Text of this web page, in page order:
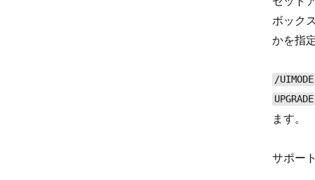
ボック
かを指
/UIMODE
UPGRADE
ます。
サポー